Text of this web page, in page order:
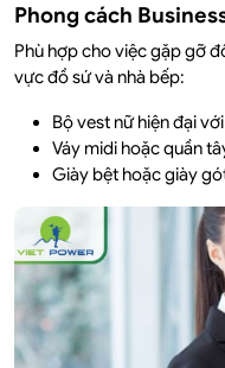
Phong cách
Phù hợp cho việc gặp gỡ
vực đồ sứ và nhà bếp:
Bộ vest nữ hiện đại
Váy midi hoặc quần
Giày bệt hoặc giày